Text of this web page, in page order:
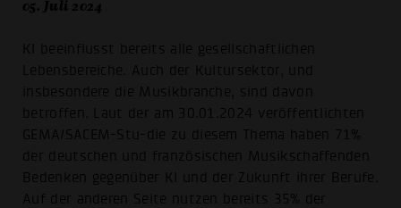
05. Juli 2024
KI beeinflusst bereits alle gesellschaftlichen
Lebensbereiche. Auch der Kultursektor, und
insbesondere die Musikbranche, sind davon
betroffen. Laut der am 30.01.2024 veröffentlichten
GEMA/SACEM-Stu-die zu diesem Thema haben 71%
der deutschen und französischen Musikschaffenden
Bedenken gegenüber KI und der Zukunft ihrer Berufe.
Auf der anderen Seite nutzen bereits 35% der